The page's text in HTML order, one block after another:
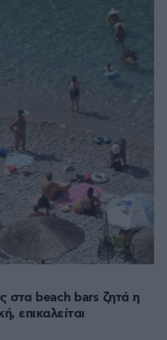
στα beach bars ζητά η
επικαλείται